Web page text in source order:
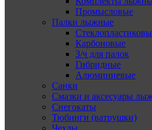
Промысловые
Палки лыжные
Карбоновые
З/ч для палок
Гибридные
Алюминиевые
Санки
Смазки и аксесуары
Снегокаты
Тюбинги (ватрушки)
Чехлы